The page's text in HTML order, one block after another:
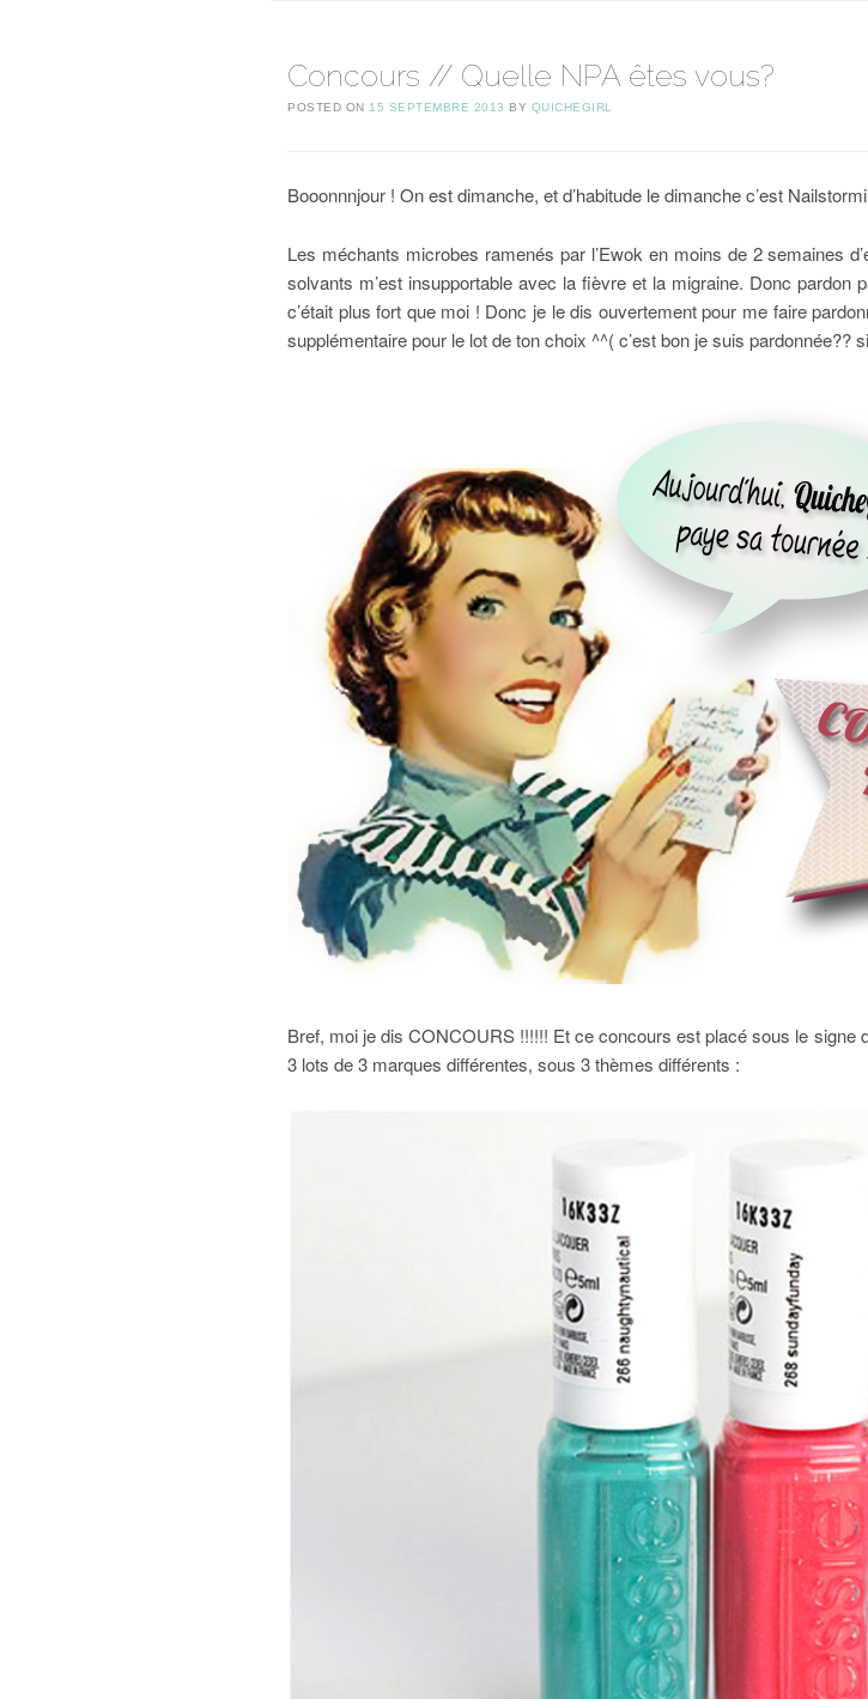
Concours // Quelle NPA êtes vous?
POSTED ON 15 SEPTEMBRE 2013 BY QUICHEGIRL
Booonnnjour ! On est dimanche, et d’habitude le dimanche c’est
Les méchants microbes ramenés par l’Ewok en moins de 2 semaines
solvants m’est insupportable avec la fièvre et la migraine. Donc
c’était plus fort que moi ! Donc je le dis ouvertement pour me faire
supplémentaire pour le lot de ton choix ^^( c’est bon je suis pardonnée??
Bref, moi je dis CONCOURS !!!!!! Et ce concours est placé sous le signe
3 lots de 3 marques différentes, sous 3 thèmes différents :